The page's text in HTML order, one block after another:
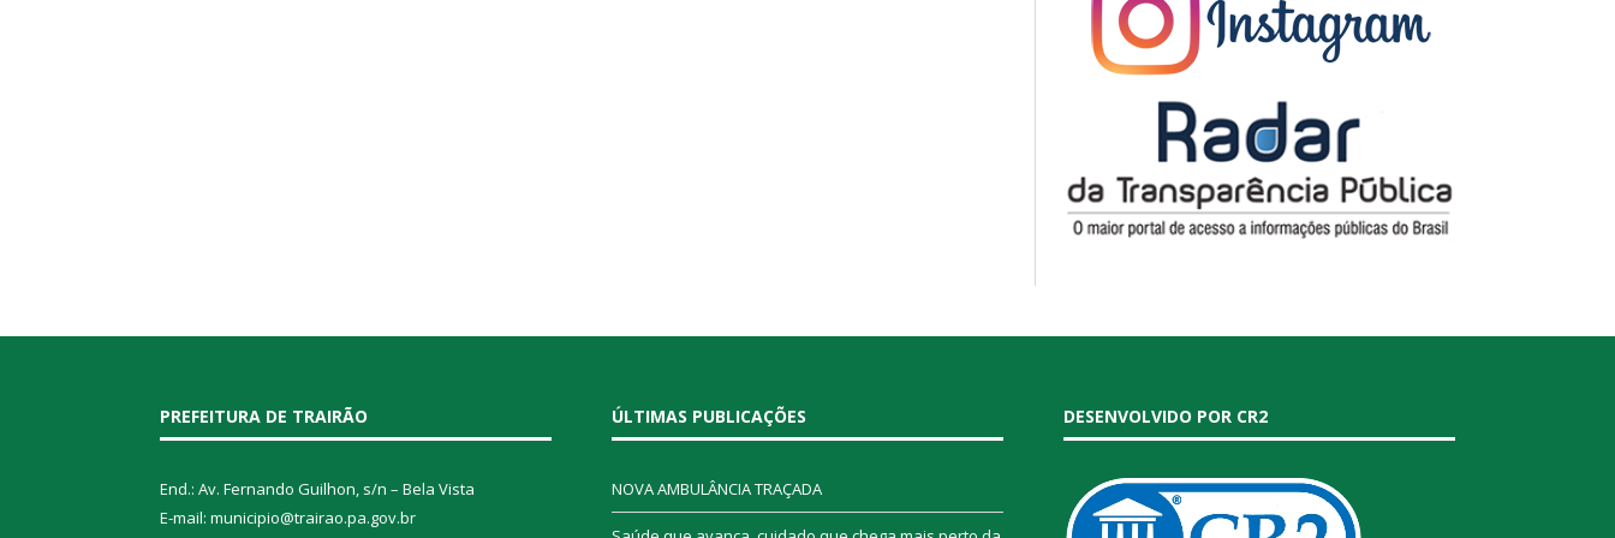
PREFEITURA DE TRAIRÃO
End.: Av. Fernando Guilhon, s/n – Bela Vista
E-mail: municipio@trairao.pa.gov.br
ÚLTIMAS PUBLICAÇÕES
NOVA AMBULÂNCIA TRAÇADA
DESENVOLVIDO POR CR2